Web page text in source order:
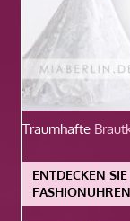
Traumhafte
ENTDECKEN